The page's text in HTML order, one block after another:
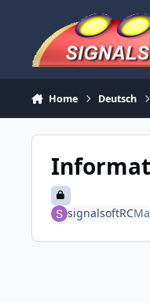
Home Deutsch
signalsoftRC